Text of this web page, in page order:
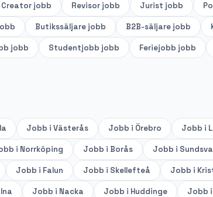
jobb Revisor jobb Jurist jobb
Butikssäljare jobb B2B-säljare jobb
jobb Studentjobb jobb Feriejobb jobb
Jobb i Västerås Jobb i Örebro Jobb i
i Norrköping Jobb i Borås Jobb i
Jobb i Falun Jobb i Skellefteå Jobb i
Jobb i Nacka Jobb i Huddinge Jobb i